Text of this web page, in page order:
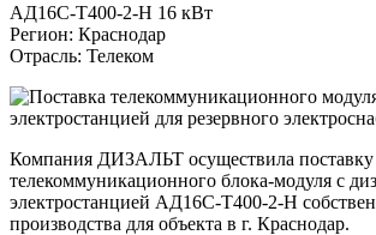
АД16С-Т400-2-Н 16 кВт
Регион: Краснодар
Отрасль: Телеком
Компания ДИЗАЛЬТ осуществила поставку
телекоммуникационного блока-модуля с
электростанцией АД16С-Т400-2-Н
производства для объекта в г. Краснодар.